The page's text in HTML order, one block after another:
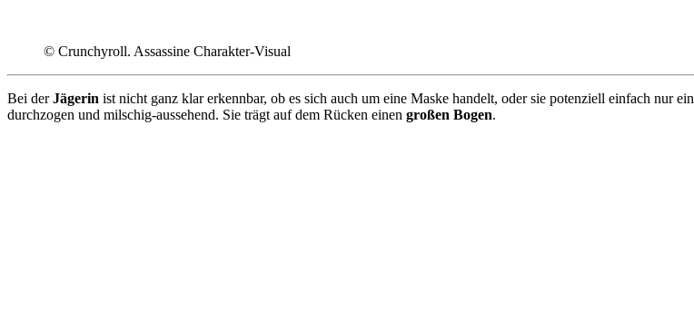
© Crunchyroll. Assassine Charakter-Visual
Bei derJägerin ist nicht ganz klar erkennbar, ob es sich auch um eine Maske handelt, oder sie potenziell einfach nur ein
durchzogen und milschig-aussehend. Sie trägt auf dem Rücken einen großen Bogen.